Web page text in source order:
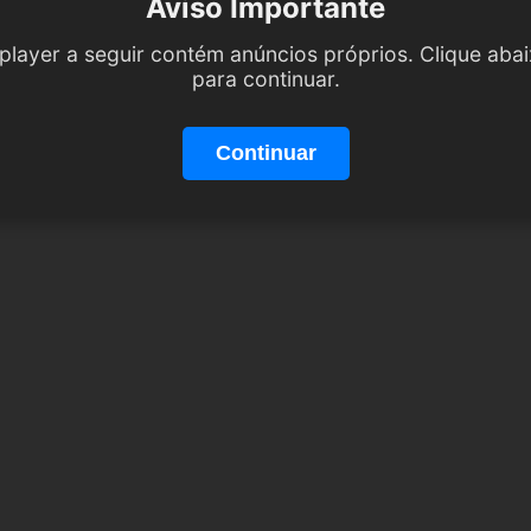
Aviso Importante
a seguir contém anúncios próprios. Clique
para continuar.
Continuar